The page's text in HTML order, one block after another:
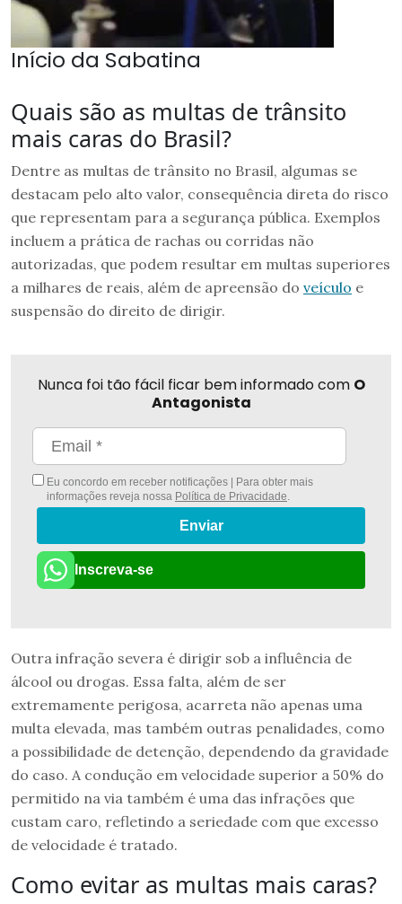
Início da Sabatina
Quais são as multas de trânsito
mais caras do Brasil?
Dentre as multas de trânsito no Brasil, algumas se
destacam pelo alto valor, consequência direta do risco
que representam para a segurança pública. Exemplos
incluem a prática de rachas ou corridas não
autorizadas, que podem resultar em multas superiores
a milhares de reais, além de apreensão do veículo e
suspensão do direito de dirigir.
Nunca foi tão fácil ficar bem informado com O
Antagonista
Eu concordo em receber notificações | Para obter mais
informações reveja nossa Política de Privacidade.
Enviar
Inscreva-se
Outra infração severa é dirigir sob a influência de
álcool ou drogas. Essa falta, além de ser
extremamente perigosa, acarreta não apenas uma
multa elevada, mas também outras penalidades, como
a possibilidade de detenção, dependendo da gravidade
do caso. A condução em velocidade superior a 50% do
permitido na via também é uma das infrações que
custam caro, refletindo a seriedade com que excesso
de velocidade é tratado.
Como evitar as multas mais caras?